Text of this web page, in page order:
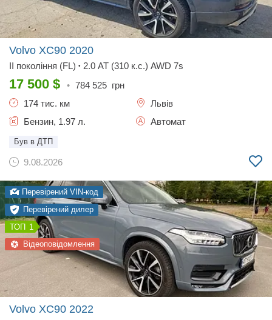
Volvo XC90 2020
II покоління (FL) • 2.0 AT (310 к.с.) AWD 7s
17 500 $ • 784 525 грн
174 тис. км
Львів
Бензин, 1.97 л.
Автомат
Був в ДТП
9.08.2026
Перевірений VIN-код
Перевірений дилер
1
Відеоповідомлення
Volvo XC90 2022